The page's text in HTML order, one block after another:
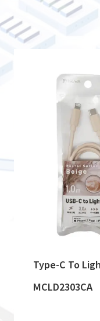
Type-C To
MCLD2303CA